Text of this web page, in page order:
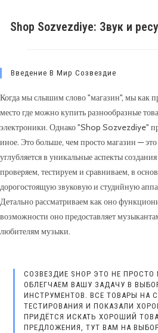
Shop Sozvezdiye: Звук и
Введение В Мир Созвездие
Когда мы слышим слово "магазин", мы как
место где можно купить разнообразные
электроники. Однако "Shop Sozvezdiye"
иное. Это больше, чем просто магазин —
углубляется в уникальные аспекты
проверяем, тестируем и сравниваем, в
дорогостоящую звуковую и студийную
Детально рассматриваем как оно
возможности оно предоставляет
любителям музыки.
СОЗВЕЗДИЕ SHOP ЭТО НЕ
ОБЛЕГЧАЕМ ВАШУ ЗАДАЧУ В
ИНСТРУМЕНТОВ. ВСЕ ТОВАРЫ НА
ТЕСТИРОВАНИЯ И ПОКАЗАЛИ
ПРИДЁТСЯ ИСКАТЬ ХОРОШИЙ
ПРЕДЛОЖЕНИЯ, ТУТ ВАМ НА